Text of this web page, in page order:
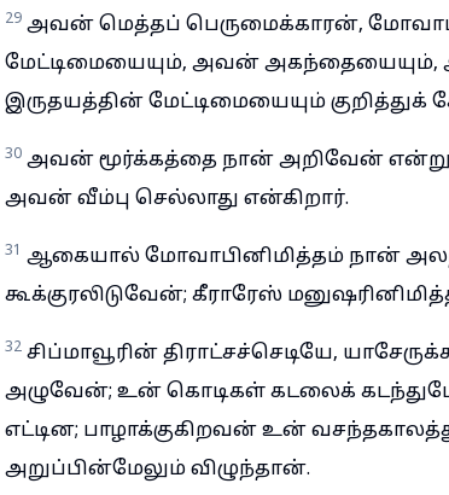
29 அவன் மெத்தப் பெருமைக்காரன்,
மேட்டிமையையும், அவன்
இருதயத்தின் மேட்டிமையையும் குறித்துக்
30 அவன் மூர்க்கத்தை நான் அறிவேன் என்று
அவன் வீம்பு செல்லாது என்கிறார்.
31 ஆகையால் மோவாபினிமித்தம் நான்
கூக்குரலிடுவேன்; கீராரேஸ்
32 சிப்மாவூரின் திராட்சச்செடியே,
அழுவேன்; உன் கொடிகள் கடலைக்
எட்டின; பாழாக்குகிறவன் உன்
அறுப்பின்மேலும் விழுந்தான்.